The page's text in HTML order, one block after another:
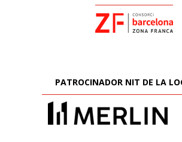
PATROCINADOR NIT DE LA